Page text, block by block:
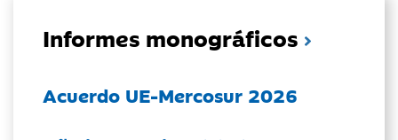
Informes monográficos
Acuerdo UE-Mercosur 2026